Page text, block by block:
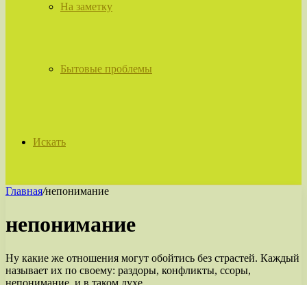
На заметку
Бытовые проблемы
Искать
Главная/непонимание
непонимание
Ну какие же отношения могут обойтись без страстей. Каждый
называет их по своему: раздоры, конфликты, ссоры,
непонимание, и в таком духе.